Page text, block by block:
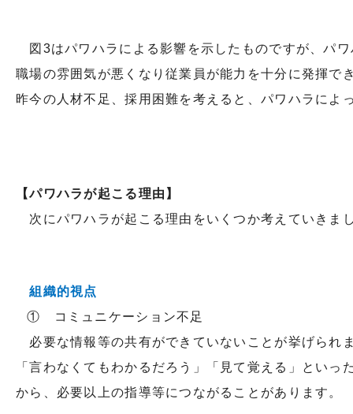
図3はパワハラによる影響を示したものですが、パ
職場の雰囲気が悪くなり従業員が能力を十分に発揮で
昨今の人材不足、採用困難を考えると、パワハラによ
【パワハラが起こる理由】
次にパワハラが起こる理由をいくつか考えていきま
組織的視点
① コミュニケーション不足
必要な情報等の共有ができていないことが挙げられ
「言わなくてもわかるだろう」「見て覚える」とい
から、必要以上の指導等につながることがあります。